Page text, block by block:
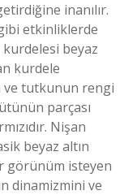
inanılır.
etkinliklerde
kurdelesi beyaz
kurdele
ve tutkunun rengi
parçası
Nişan
beyaz altın
görünüm isteyen
dinamizmini ve